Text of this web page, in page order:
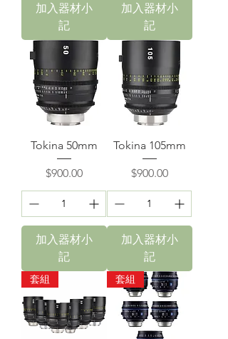
加入器材小
記
加入器材小
記
Tokina 50mm
價格
$900.00
加入器材小
記
Tokina 105mm
價格
$900.00
加入器材小
記
套組 套組